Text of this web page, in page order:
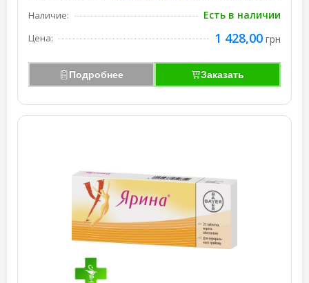
Наличие: Есть в наличии
Цена: 1 428,00 грн
Подробнее Заказать